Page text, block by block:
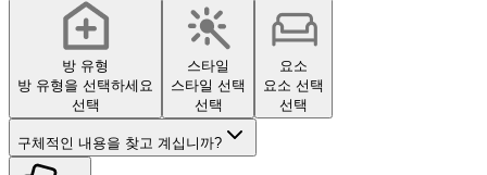
방 유형
방 유형을 선택하세요
선택
스타일
스타일 선택
선택
요소
요소 선택
선택
구체적인 내용을 찾고 계십니까?